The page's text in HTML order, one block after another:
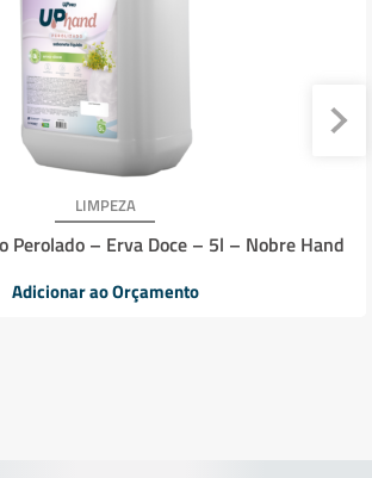
LIMPEZA
Perolado – Erva Doce – 5l – Nobre Hand
Adicionar ao Orçamento